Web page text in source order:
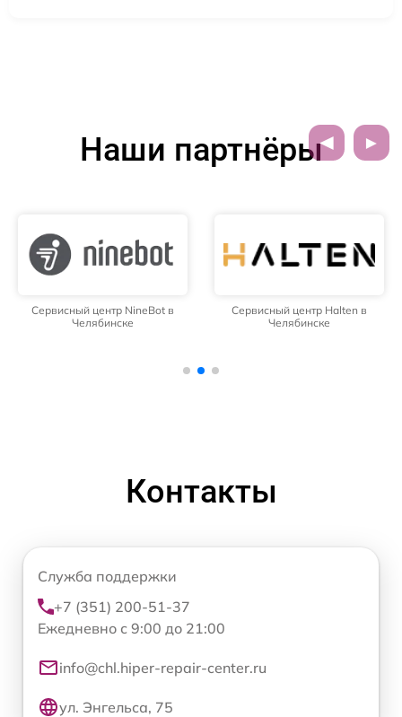
Наши партнёры
Сервисный центр NineBot в
Челябинске
Сервисный центр Halten в
Челябинске
Контакты
Служба поддержки
+7 (351) 200-51-37
Ежедневно с 9:00 до 21:00
info@chl.hiper-repair-center.ru
ул. Энгельса, 75